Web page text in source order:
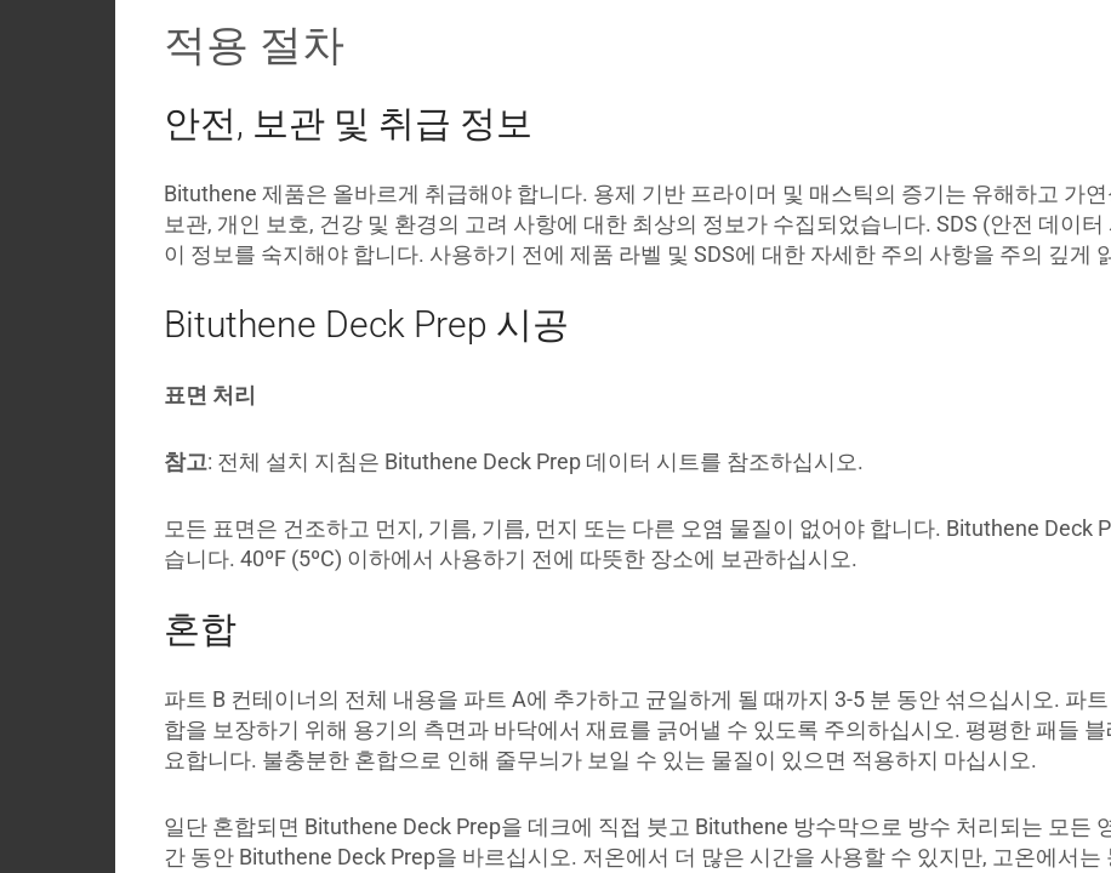
적용 절차
안전, 보관 및 취급 정보
Bituthene 제품은 올바르게 취급해야 합니다. 용제 기반 프라이머 및 매스틱의 증기는 유해하고 가
보관, 개인 보호, 건강 및 환경의 고려 사항에 대한 최상의 정보가 수집되었습니다. SDS (안전 데이
이 정보를 숙지해야 합니다. 사용하기 전에 제품 라벨 및 SDS에 대한 자세한 주의 사항을 주의 깊게
Bituthene Deck Prep 시공
표면 처리
참고: 전체 설치 지침은 Bituthene Deck Prep 데이터 시트를 참조하십시오.
모든 표면은 건조하고 먼지, 기름, 기름, 먼지 또는 다른 오염 물질이 없어야 합니다. Bituthene Deck
습니다. 40ºF (5ºC) 이하에서 사용하기 전에 따뜻한 장소에 보관하십시오.
혼합
파트 B 컨테이너의 전체 내용을 파트 A에 추가하고 균일하게 될 때까지 3-5 분 동안 섞으십시오. 파
합을 보장하기 위해 용기의 측면과 바닥에서 재료를 긁어낼 수 있도록 주의하십시오. 평평한 패들
요합니다. 불충분한 혼합으로 인해 줄무늬가 보일 수 있는 물질이 있으면 적용하지 마십시오.
일단 혼합되면 Bituthene Deck Prep을 데크에 직접 붓고 Bituthene 방수막으로 방수 처리되는 모든
간 동안 Bituthene Deck Prep을 바르십시오. 저온에서 더 많은 시간을 사용할 수 있지만, 고온에서